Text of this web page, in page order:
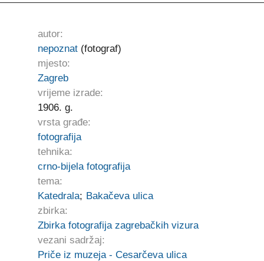
autor:
nepoznat(fotograf)
mjesto:
Zagreb
vrijeme izrade:
1906. g.
vrsta građe:
fotografija
tehnika:
crno-bijela fotografija
tema:
Katedrala; Bakačeva ulica
zbirka:
Zbirka fotografija zagrebačkih vizura
vezani sadržaj:
Priče iz muzeja - Cesarčeva ulica